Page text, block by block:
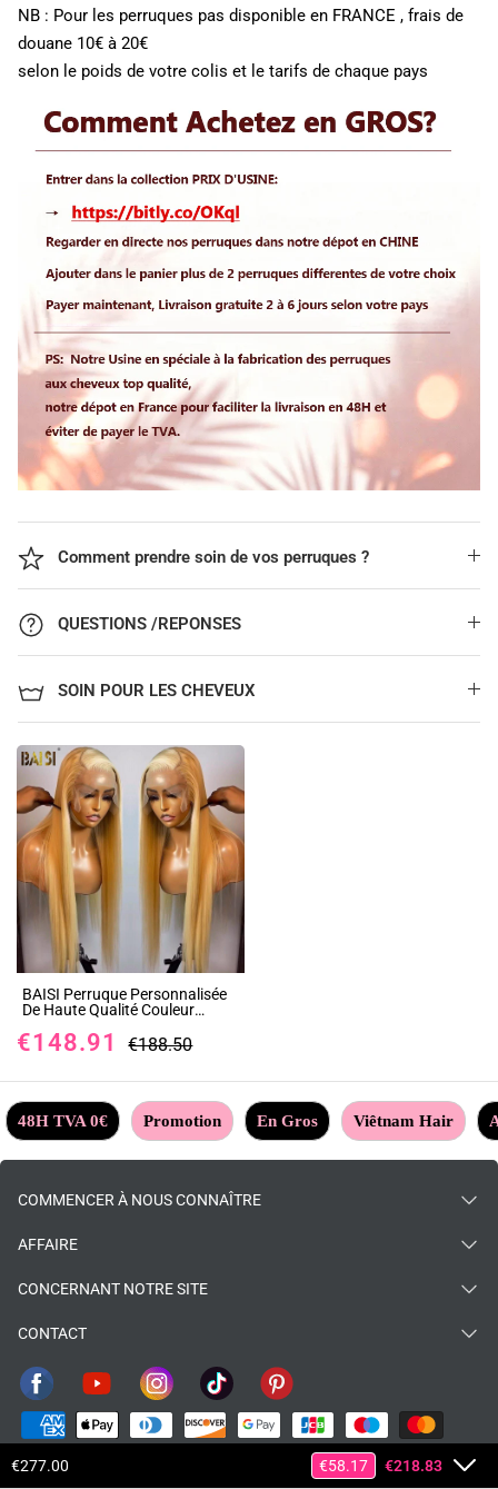
NB : Pour les perruques pas disponible en FRANCE , frais de
douane 10€ à 20€
selon le poids de votre colis et le tarifs de chaque pays
Comment prendre soin de vos perruques ?
QUESTIONS /REPONSES
SOIN POUR LES CHEVEUX
€277.00 €58.17 €218.83
BAISI Perruque Personnalisée
De Haute Qualité Couleur
€148.91 €188.50
48H TVA 0€ Promotion En Gros Viêtnam Hair
COMMENCER À NOUS CONNAÎTRE
AFFAIRE
CONCERNANT NOTRE SITE
CONTACT